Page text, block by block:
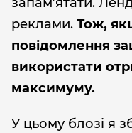
реклами. Тож,
повідомлення
використати
максимуму.
У цьому блозі я